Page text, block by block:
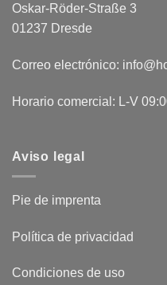
Oskar-Röder-Straße 3
01237 Dresde
Correo electrónico:
Horario comercial: L-V
Aviso legal
Pie de imprenta
Política de privacidad
Condiciones de uso